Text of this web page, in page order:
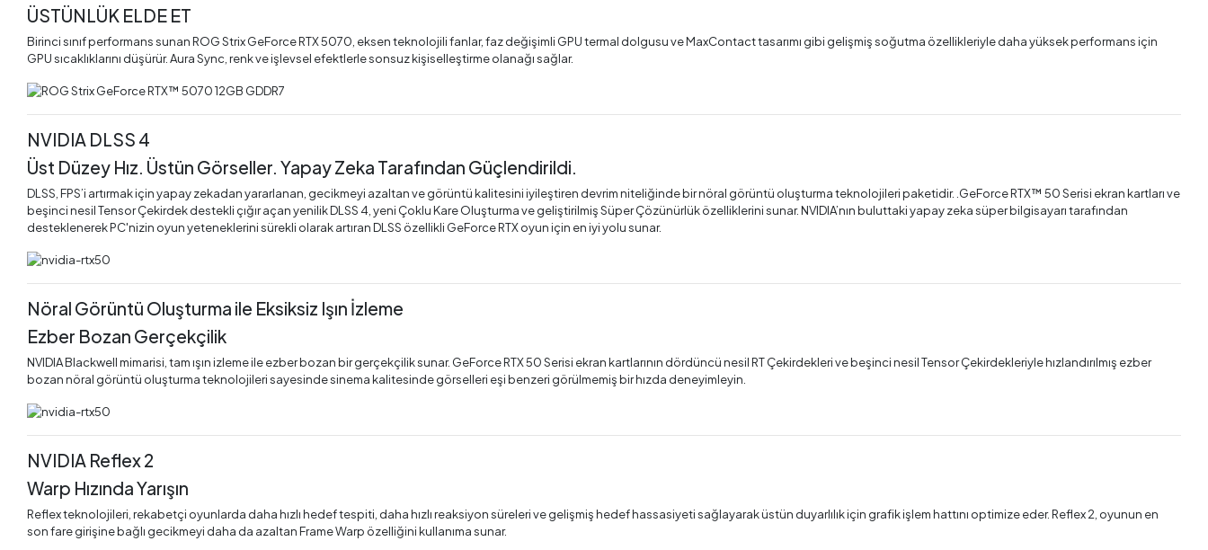
ÜSTÜNLÜK ELDE ET
Birinci sınıf performans sunan ROG Strix GeForce RTX 5070, eksen teknolojili fanlar, faz değişimli GPU termal dolgusu ve MaxContact tasarımı gibi gelişmiş soğutma özellikleriyle daha yüksek performans için
GPU sıcaklıklarını düşürür. Aura Sync, renk ve işlevsel efektlerle sonsuz kişiselleştirme olanağı sağlar.
NVIDIA DLSS 4
Üst Düzey Hız. Üstün Görseller. Yapay Zeka Tarafından Güçlendirildi.
DLSS, FPS’i artırmak için yapay zekadan yararlanan, gecikmeyi azaltan ve görüntü kalitesini iyileştiren devrim niteliğinde bir nöral görüntü oluşturma teknolojileri paketidir.‌ .‌GeForce RTX™ 50 Serisi ekran kartları ve
beşinci nesil Tensor Çekirdek destekli çığır açan yenilik DLSS 4, yeni Çoklu Kare Oluşturma ve geliştirilmiş Süper Çözünürlük özelliklerini sunar. NVIDIA’nın buluttaki yapay zeka süper bilgisayarı tarafından
desteklenerek PC'nizin oyun yeteneklerini sürekli olarak artıran DLSS özellikli GeForce RTX oyun için en iyi yolu sunar.
Nöral Görüntü Oluşturma ile Eksiksiz Işın İzleme
Ezber Bozan Gerçekçilik
NVIDIA Blackwell mimarisi, tam ışın izleme ile ezber bozan bir gerçekçilik sunar. GeForce RTX 50 Serisi ekran kartlarının dördüncü nesil RT Çekirdekleri ve beşinci nesil Tensor Çekirdekleriyle hızlandırılmış ezber
bozan nöral görüntü oluşturma teknolojileri sayesinde sinema kalitesinde görselleri eşi benzeri görülmemiş bir hızda deneyimleyin.
NVIDIA Reflex 2
Warp Hızında Yarışın
Reflex teknolojileri, rekabetçi oyunlarda daha hızlı hedef tespiti, daha hızlı reaksiyon süreleri ve gelişmiş hedef hassasiyeti sağlayarak üstün duyarlılık için grafik işlem hattını optimize eder. Reflex 2, oyunun en
son fare girişine bağlı gecikmeyi daha da azaltan Frame Warp özelliğini kullanıma sunar.